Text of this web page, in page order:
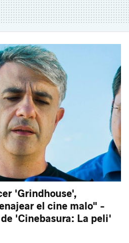
'Grindhouse',
el cine malo" -
'Cinebasura: La peli'